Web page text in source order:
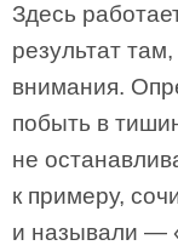
Здесь
результат
внимания.
побыть в
не
к примеру,
и называли —